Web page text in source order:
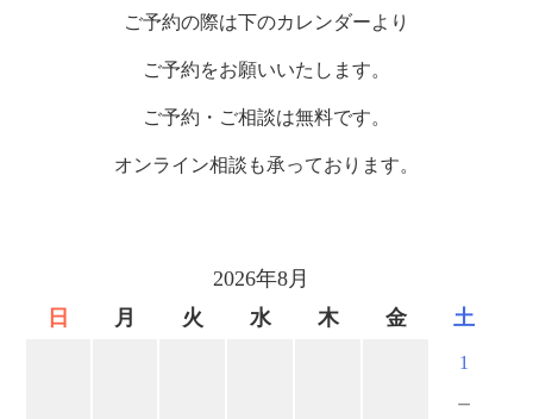
ご予約の際は下のカレンダーより
ご予約をお願いいたします。
ご予約・ご相談は無料です。
オンライン相談も承っております。
2026年8月
日
月 火 水 木 金 土
1
－